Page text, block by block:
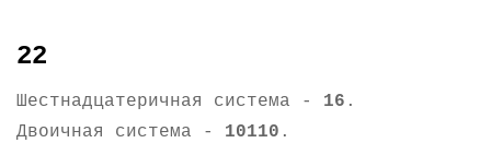
22
Шестнадцатеричная система - 16 .
Двоичная система - 10110 .